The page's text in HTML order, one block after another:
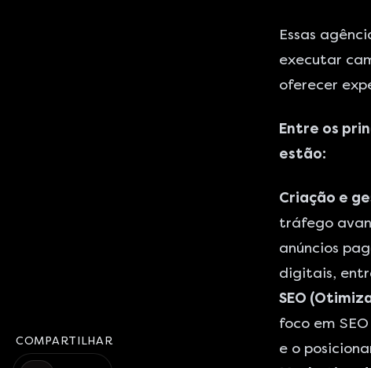
COMPARTILHAR
Essas
executar
oferecer
Entre os
estão:
Criação e
tráfego
anúncios
digitais,
SEO
foco em SEO
e o